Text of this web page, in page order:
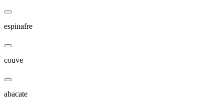
espinafre
couve
abacate